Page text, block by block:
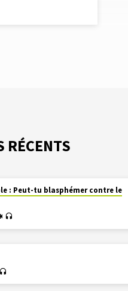
RÉCENTS
: Peut-tu blasphémer contre le